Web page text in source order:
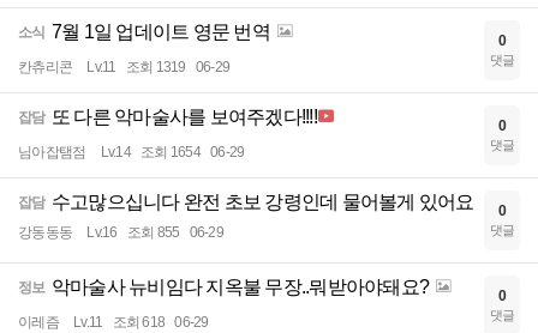
소식 7월 1일 업데이트 영문 번역
칸츄리콘 Lv.11 조회 1319 06-29
0
댓글
잡담 또 다른 악마술사를 보여주겠다!!!!
님아잡탬점 Lv.14 조회 1654 06-29
0
댓글
잡담 수고많으십니다 완전 초보 강령인데 물어볼게 있어요
강동동동 Lv.16 조회 855 06-29
0
댓글
정보 악마술사 뉴비임다 지옥불 무장..뭐받아야돼요?
이레즘 Lv.11 조회 618 06-29
0
댓글